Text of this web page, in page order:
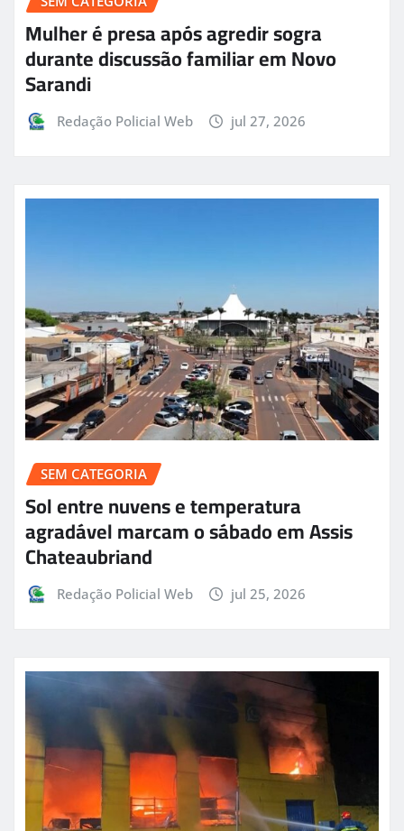
Mulher é presa após agredir sogra
durante discussão familiar em Novo
Sarandi
Redação Policial Web jul 27, 2026
SEM CATEGORIA
Sol entre nuvens e temperatura
agradável marcam o sábado em Assis
Chateaubriand
Redação Policial Web jul 25, 2026